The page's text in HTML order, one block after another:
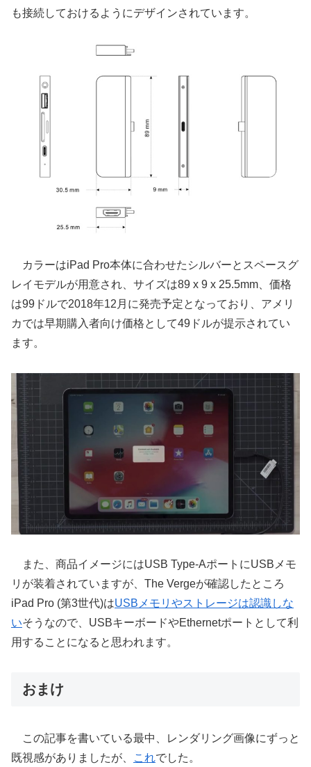
も接続しておけるようにデザインされています。
カラーはiPad Pro本体に合わせたシルバーとスペースグ
レイモデルが用意され、サイズは89 x 9 x 25.5mm、価格
は99ドルで2018年12月に発売予定となっており、アメリ
カでは早期購入者向け価格として49ドルが提示されてい
ます。
また、商品イメージにはUSB Type-AポートにUSBメモ
リが装着されていますが、The Vergeが確認したところ
iPad Pro (第3世代)はUSBメモリやストレージは認識しな
いそうなので、USBキーボードやEthernetポートとして利
用することになると思われます。
おまけ
この記事を書いている最中、レンダリング画像にずっと
既視感がありましたが、
これでした。